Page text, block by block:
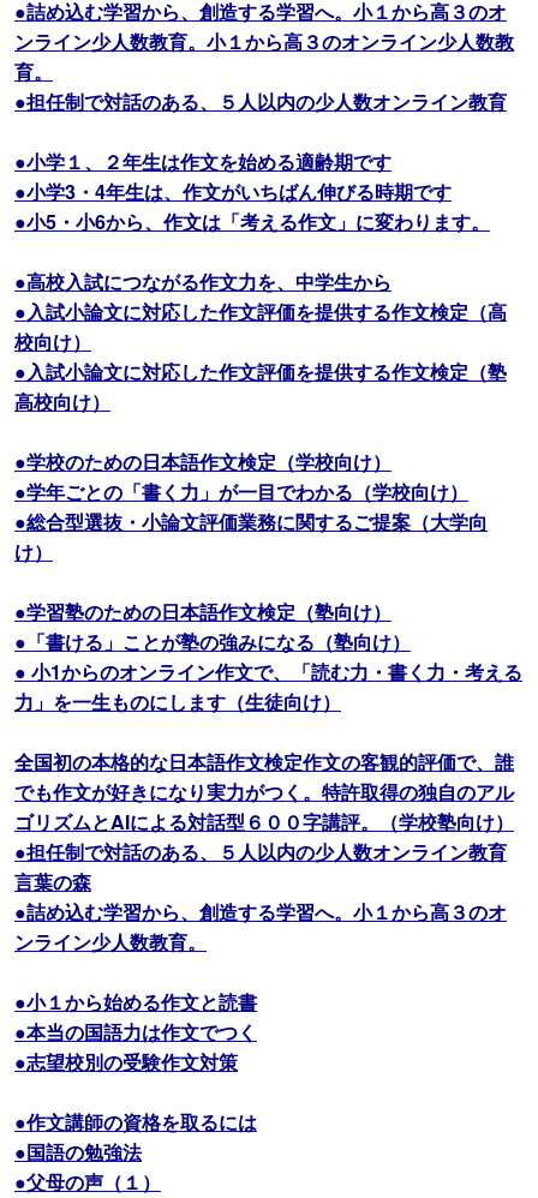
●詰め込む学習から、創造する学習へ。小１から高３のオ
ンライン少人数教育。小１から高３のオンライン少人数教
育。
●担任制で対話のある、５人以内の少人数オンライン教育
●小学１、２年生は作文を始める適齢期です
●小学3・4年生は、作文がいちばん伸びる時期です
●小5・小6から、作文は「考える作文」に変わります。
●高校入試につながる作文力を、中学生から
●入試小論文に対応した作文評価を提供する作文検定（高
校向け）
●入試小論文に対応した作文評価を提供する作文検定（塾
高校向け）
●学校のための日本語作文検定（学校向け）
●学年ごとの「書く力」が一目でわかる（学校向け）
●総合型選抜・小論文評価業務に関するご提案（大学向
け）
●学習塾のための日本語作文検定（塾向け）
●「書ける」ことが塾の強みになる（塾向け）
● 小1からのオンライン作文で、「読む力・書く力・考える
力」を一生ものにします（生徒向け）
全国初の本格的な日本語作文検定作文の客観的評価で、誰
でも作文が好きになり実力がつく。特許取得の独自のアル
ゴリズムとAIによる対話型６００字講評。（学校塾向け）
●担任制で対話のある、５人以内の少人数オンライン教育
言葉の森
●詰め込む学習から、創造する学習へ。小１から高３のオ
ンライン少人数教育。
●小１から始める作文と読書
●本当の国語力は作文でつく
●志望校別の受験作文対策
●作文講師の資格を取るには
●国語の勉強法
●父母の声（１）